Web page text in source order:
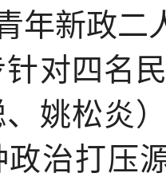
年新政二
对四名
姚松炎
政治打压